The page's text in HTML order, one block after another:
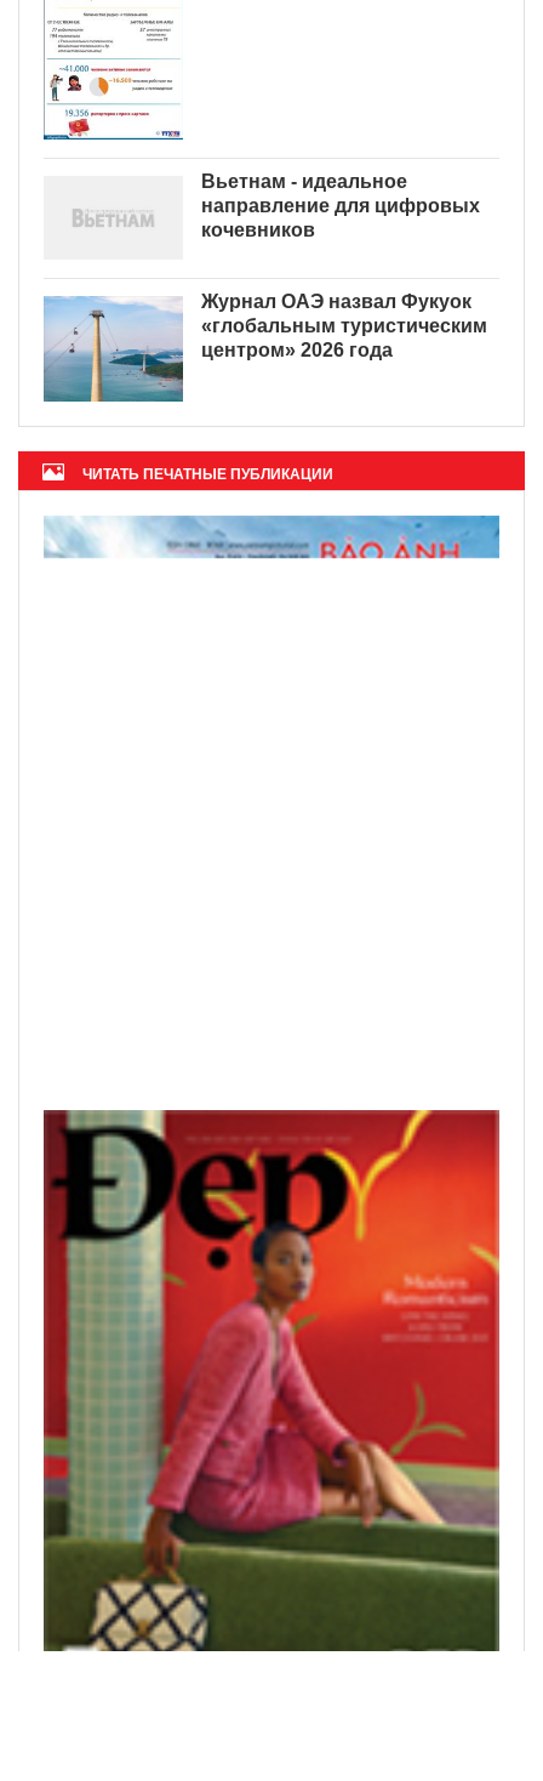
Вьетнам - идеальное
направление для цифровых
кочевников
Журнал ОАЭ назвал Фукуок
«глобальным туристическим
центром» 2026 года
ЧИТАТЬ ПЕЧАТНЫЕ ПУБЛИКАЦИИ